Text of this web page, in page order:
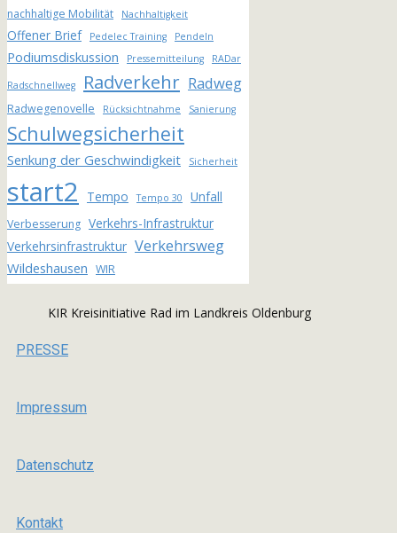
nachhaltige Mobilität
Nachhaltigkeit
Offener Brief Pedelec Training Pendeln
Podiumsdiskussion Pressemitteilung RADar
Radschnellweg Radverkehr Radweg
Radwegenovelle Rücksichtnahme Sanierung
Schulwegsicherheit
Senkung der Geschwindigkeit Sicherheit
start2 Tempo Tempo 30 Unfall
Verbesserung Verkehrs-Infrastruktur
Verkehrsinfrastruktur Verkehrsweg
Wildeshausen WIR
KIR Kreisinitiative Rad im Landkreis Oldenburg
PRESSE
Impressum
Datenschutz
Kontakt